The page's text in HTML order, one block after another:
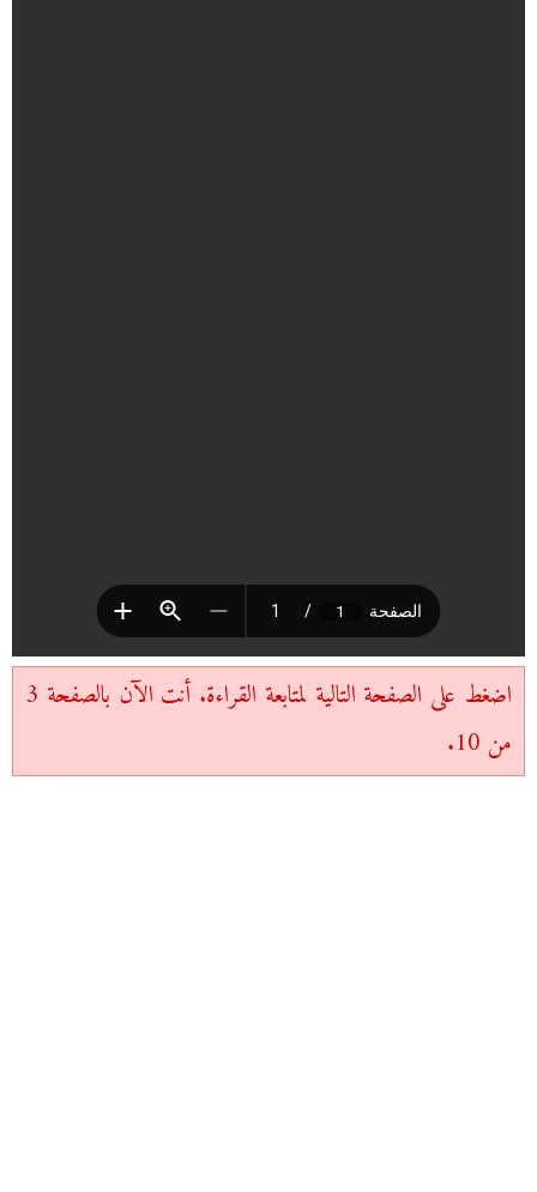
اضغط على الصفحة التالية لمتابعة القراءة. أنت الآن بالصفحة 3
من 10.